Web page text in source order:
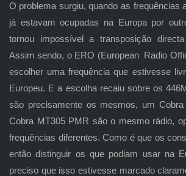
O problema surgiu, quando as frequências
já estavam ocupadas na Europa por
tornou impossível a transposição
Assim sendo, o ERO (European Radio
escolher uma frequência que estivesse
Europeu. E a escolha recaiu sobre os
são precisamente os mesmos, um
Cobra MT305 PMR são o mesmo rádio,
frequências diferentes. Como é que os
então distinguir os que podiam usar na
preciso que isso estivesse marcado